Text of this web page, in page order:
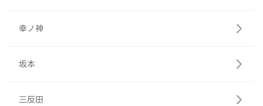
幸ノ神
坂本
三反田